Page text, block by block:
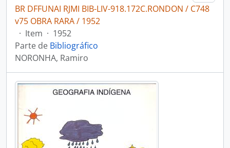
BR DFFUNAI RJMI BIB-LIV-918.172C.RONDON / C748
v75 OBRA RARA / 1952
· Item · 1952
Parte de Bibliográfico
NORONHA, Ramiro